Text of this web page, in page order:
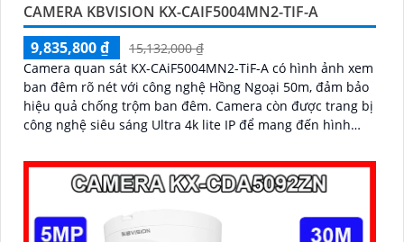
CAMERA KBVISION KX-CAIF5004MN2-TIF-A
9,835,800 ₫
15,132,000 ₫
Camera quan sát KX-CAiF5004MN2-TiF-A có hình ảnh xem
ban đêm rõ nét với công nghệ Hồng Ngoại 50m, đảm bảo
hiệu quả chống trộm ban đêm. Camera còn được trang bị
công nghệ siêu sáng Ultra 4k lite IP để mang đến hình